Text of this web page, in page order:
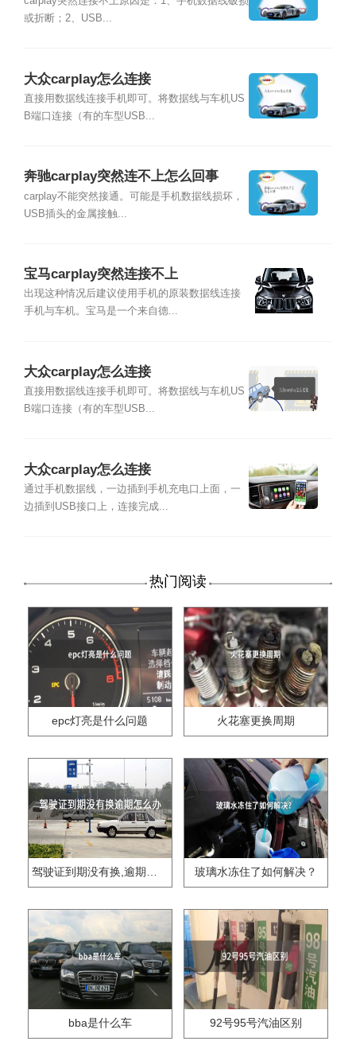
或折断；2、USB...
大众carplay怎么连接
直接用数据线连接手机即可。将数据线与车机US
B端口连接（有的车型USB...
奔驰carplay突然连不上怎么回事
carplay不能突然接通。可能是手机数据线损坏，
USB插头的金属接触...
宝马carplay突然连接不上
出现这种情况后建议使用手机的原装数据线连接
手机与车机。宝马是一个来自德...
大众carplay怎么连接
直接用数据线连接手机即可。将数据线与车机US
B端口连接（有的车型USB...
大众carplay怎么连接
通过手机数据线，一边插到手机充电口上面，一
边插到USB接口上，连接完成...
热门阅读
epc灯亮是什么问题 火花塞更换周期
驾驶证到期没有换,逾期怎么办?? 玻璃水冻住了如何解决？
bba是什么车 92号95号汽油区别